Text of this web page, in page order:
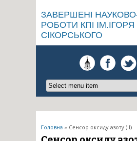
ЗАВЕРШЕНІ
РОБОТИ КПІ ІМ.ІГОРЯ
СІКОРСЬКОГО
Ви є тут
Головна » Сенсор оксиду азоту (ІІ)